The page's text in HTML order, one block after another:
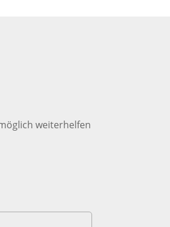
weiterhelfen